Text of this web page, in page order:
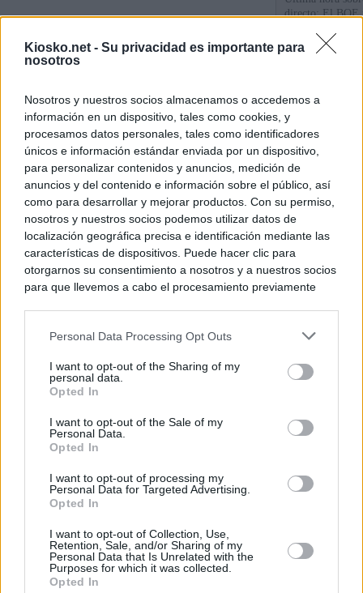
Kiosko.net - Su privacidad es importante para
nosotros
Nosotros y nuestros socios almacenamos o accedemos a
información en un dispositivo, tales como cookies, y
procesamos datos personales, tales como identificadores
únicos e información estándar enviada por un dispositivo,
para personalizar contenidos y anuncios, medición de
anuncios y del contenido e información sobre el público, así
como para desarrollar y mejorar productos. Con su permiso,
nosotros y nuestros socios podemos utilizar datos de
localización geográfica precisa e identificación mediante las
características de dispositivos. Puede hacer clic para
otorgarnos su consentimiento a nosotros y a nuestros socios
para que llevemos a cabo el procesamiento previamente
negar su consentimiento. Tenga en cuenta que algún
de su consentimiento, pero usted tiene el derecho de
rechazar tal procesamiento. Sus preferencias se aplicarán
cualquier momento entrando de nuevo en este sitio web o
visitando nuestra política de privacidad.
Personal Data Processing Opt Outs
I want to opt-out of the Sharing of my
personal data.
Opted In
I want to opt-out of the Sale of my
Personal Data.
Opted In
I want to opt-out of processing my
Personal Data for Targeted Advertising.
Opted In
I want to opt-out of Collection, Use,
Retention, Sale, and/or Sharing of my
Personal Data that Is Unrelated with the
Purposes for which it was collected.
Opted In
directo: El BOE
tacha de
Sánchez
© Kiosko.net Aviso Legal Privacidad y Cookies